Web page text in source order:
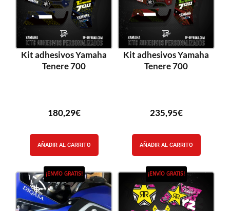
Kit adhesivos Yamaha
Tenere 700
180,29€
AÑADIR AL CARRITO
Kit adhesivos Yamaha
Tenere 700
235,95€
AÑADIR AL CARRITO
¡ENVÍO GRATIS! ¡ENVÍO GRATIS!